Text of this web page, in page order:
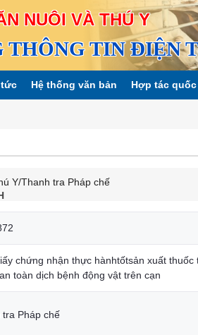
NUÔI VÀ THÚ Y
THÔNG TIN ĐIỆN
Hệ thống văn bản Hợp tác
Y/Thanh tra Pháp chế
chứng nhận thực hànhtốtsản xuất
toàn dịch bệnh động vật trên cạn
tra Pháp chế